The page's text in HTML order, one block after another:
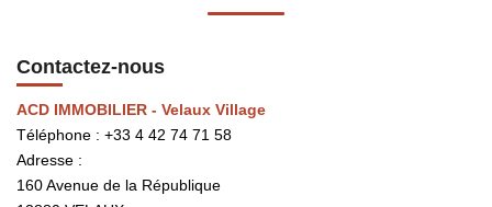
LE GROUPE
Nos Agences
Contactez-nous
ACD IMMOBILIER - Velaux Village
Téléphone : +33 4 42 74 71 58
Adresse :
160 Avenue de la République